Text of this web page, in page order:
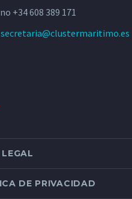
+34 608 389 171
secretaria@clustermaritimo.es
DE PRIVACIDAD